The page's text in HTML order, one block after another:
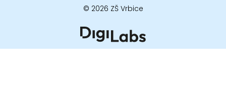
© 2026 ZŠ Vrbice